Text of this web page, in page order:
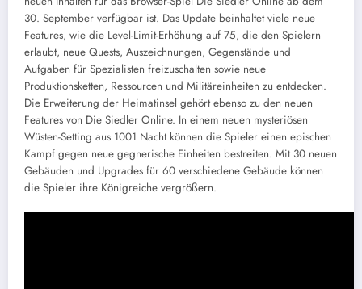
30. September verfügbar ist. Das Update beinhaltet viele neue
Features, wie die Level-Limit-Erhöhung auf 75, die den Spielern
erlaubt, neue Quests, Auszeichnungen, Gegenstände und
Aufgaben für Spezialisten freizuschalten sowie neue
Produktionsketten, Ressourcen und Militäreinheiten zu entdecken.
Die Erweiterung der Heimatinsel gehört ebenso zu den neuen
Features von Die Siedler Online. In einem neuen mysteriösen
Wüsten-Setting aus 1001 Nacht können die Spieler einen epischen
Kampf gegen neue gegnerische Einheiten bestreiten. Mit 30 neuen
Gebäuden und Upgrades für 60 verschiedene Gebäude können
die Spieler ihre Königreiche vergrößern.